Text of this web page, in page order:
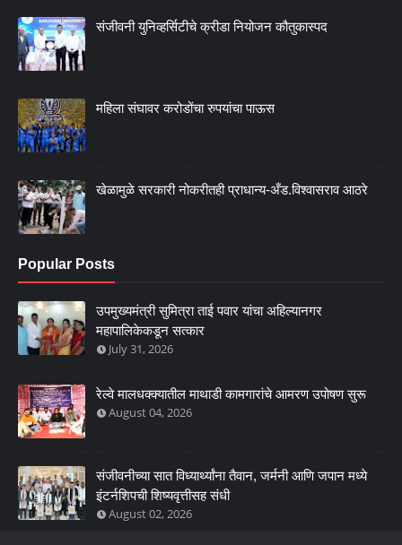
संजीवनी युनिव्हर्सिटीचे क्रीडा नियोजन कौतुकास्पद
महिला संघावर करोडोंचा रुपयांचा पाऊस
खेळामुळे सरकारी नोकरीतही प्राधान्य-अँड.विश्वासराव आठरे
Popular Posts
उपमुख्यमंत्री सुमित्रा ताई पवार यांचा अहिल्यानगर
महापालिकेकडून सत्कार
July 31, 2026
रेल्वे मालधक्क्यातील माथाडी कामगारांचे आमरण उपोषण सुरू
August 04, 2026
संजीवनीच्या सात विध्यार्थ्यांना तैवान, जर्मनी आणि जपान मध्ये
इंटर्नशिपची शिष्यवृत्तीसह संधी
August 02, 2026